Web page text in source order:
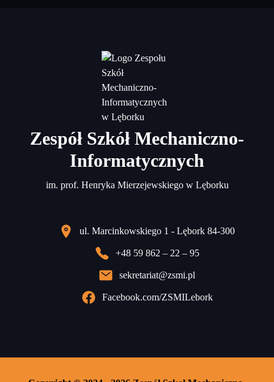
Zespół Szkół Mechaniczno-
Informatycznych
im. prof. Henryka Mierzejewskiego w Lęborku
ul. Marcinkowskiego 1 - Lębork 84-300
+48 59 862 – 22 – 95
sekretariat@zsmi.pl
Facebook.com/ZSMILebork